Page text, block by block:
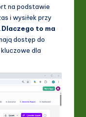
na podstawie
i wysiłek przy
Dlaczego to ma
dostęp do
dla